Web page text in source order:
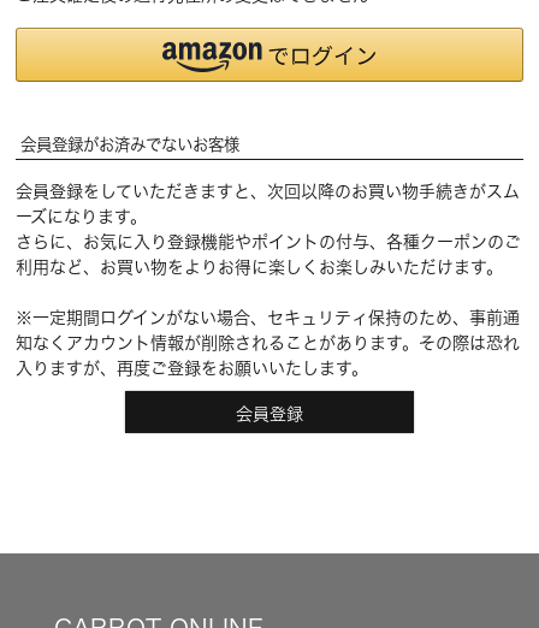
会員登録がお済みでないお客様
会員登録をしていただきますと、次回以降のお買い物手続きがスム
ーズになります。
さらに、お気に入り登録機能やポイントの付与、各種クーポンのご
利用など、お買い物をよりお得に楽しくお楽しみいただけます。
※一定期間ログインがない場合、セキュリティ保持のため、事前通
知なくアカウント情報が削除されることがあります。その際は恐れ
入りますが、再度ご登録をお願いいたします。
会員登録